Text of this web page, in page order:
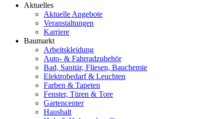
Aktuelles
Aktuelle Angebote
Veranstaltungen
Karriere
Baumarkt
Arbeitskleidung
Auto- & Fahrradzubehör
Bad, Sanitär, Fliesen, Bauchemie
Elektrobedarf & Leuchten
Farben & Tapeten
Fenster, Türen & Tore
Gartencenter
Haushalt